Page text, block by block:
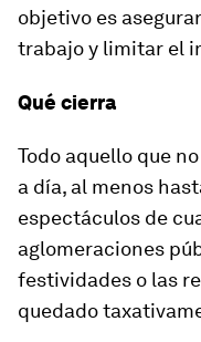
objetivo es
trabajo y limitar el
Qué cierra
Todo aquello que
a día, al menos
espectáculos de
aglomeraciones
festividades o las
quedado